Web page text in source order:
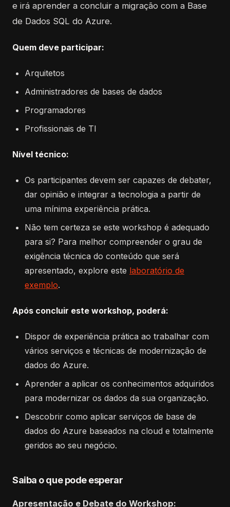
e irá aprender a concluir a migração com a Base
de Dados SQL do Azure.
Quem deve participar:
Arquitetos
Administradores de bases de dados
Programadores
Profissionais de TI
Nível técnico:
Os participantes devem ser capazes de debater,
dar opinião e integrar a tecnologia a partir de
uma mínima experiência prática.
Não tem certeza se este workshop é adequado
para si? Para melhor compreender o grau de
exigência técnica do conteúdo que será
apresentado, explore este laboratório de
exemplo.
Após concluir este workshop, poderá:
Dispor de experiência prática ao trabalhar com
vários serviços e técnicas de modernização de
dados do Azure.
Aprender a aplicar os conhecimentos adquiridos
para modernizar os dados da sua organização.
Descobrir como aplicar serviços de base de
dados do Azure baseados na cloud e totalmente
geridos ao seu negócio.
Saiba o que pode esperar
Apresentação e Debate do Workshop: